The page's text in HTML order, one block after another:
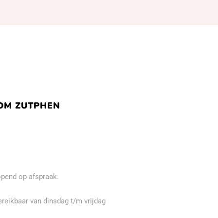
ZUTPHEN
op afspraak.
van dinsdag t/m vrijdag